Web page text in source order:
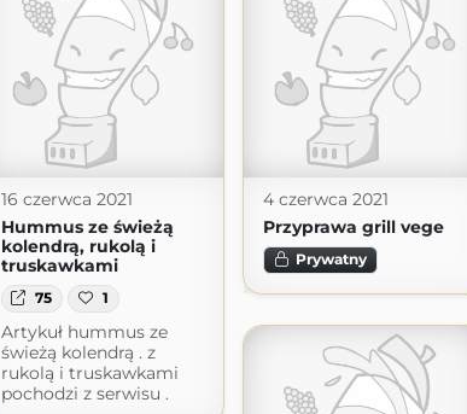
16 czerwca 2021
Hummus ze świeżą
kolendrą, rukolą i
truskawkami
75 1
Artykuł hummus ze
świeżą kolendrą . z
rukolą i truskawkami
pochodzi z serwisu .
4 czerwca 2021
Przyprawa grill vege
Prywatny